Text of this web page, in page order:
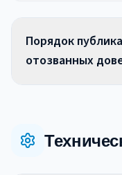
Порядок
отозванных